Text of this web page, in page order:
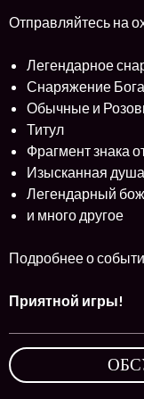
Отправляйтесь на
Легендарное
Снаряжение
Обычные и
Титул
Фрагмент знака
Изысканная
Легендарный
и много другое
Подробнее о
Приятной игры!